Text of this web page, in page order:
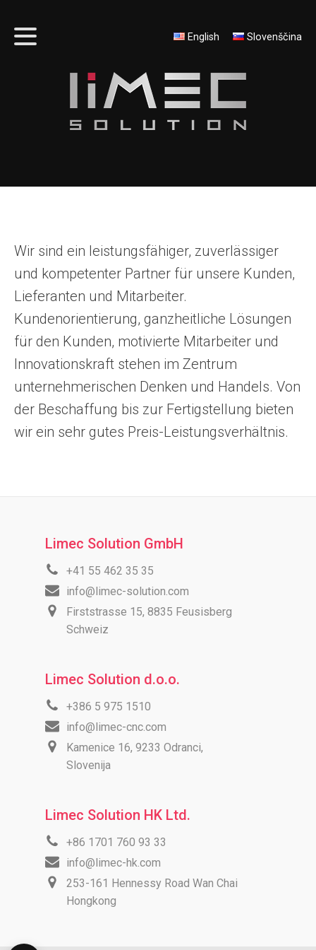
English Slovenščina
Wir sind ein leistungsfähiger, zuverlässiger
und kompetenter Partner für unsere Kunden,
Lieferanten und Mitarbeiter.
Kundenorientierung, ganzheitliche Lösungen
für den Kunden, motivierte Mitarbeiter und
Innovationskraft stehen im Zentrum
unternehmerischen Denken und Handels. Von
der Beschaffung bis zur Fertigstellung bieten
wir ein sehr gutes Preis-Leistungsverhältnis.
Limec Solution GmbH
+41 55 462 35 35
info@limec-solution.com
Firststrasse 15, 8835 Feusisberg
Schweiz
Limec Solution d.o.o.
+386 5 975 1510
info@limec-cnc.com
Kamenice 16, 9233 Odranci,
Slovenija
Limec Solution HK Ltd.
+86 1701 760 93 33
info@limec-hk.com
253-161 Hennessy Road Wan Chai
Hongkong